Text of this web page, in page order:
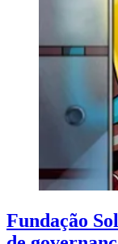
Fundação